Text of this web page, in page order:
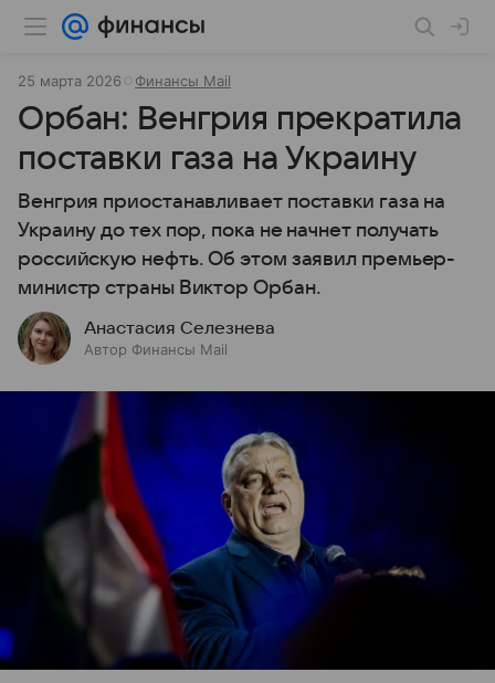
25 марта 2026 Финансы Mail
Орбан: Венгрия прекратила
поставки газа на Украину
Венгрия приостанавливает поставки газа на
Украину до тех пор, пока не начнет получать
российскую нефть. Об этом заявил премьер-
министр страны Виктор Орбан.
Анастасия Селезнева
Автор Финансы Mail